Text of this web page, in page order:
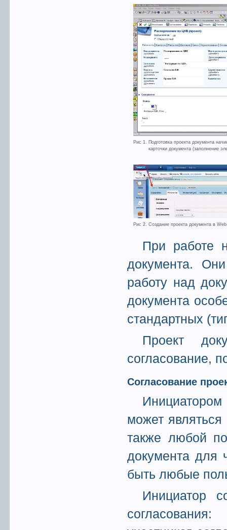
Рис 1. Подготовка проекта документа
карточки документа (заполнение
Рис 2. Создание проекта документа в
При работе
документа.
работу над
документа
стандартных
Проект
согласование,
Согласование
может являться
также любой
документа для
быть любые
Инициатор